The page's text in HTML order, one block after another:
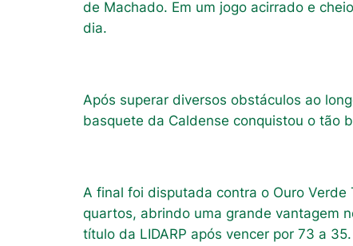
de Machado. Em um jogo acirrado e
dia.
Após superar diversos obstáculos ao
basquete da Caldense conquistou o tão
A final foi disputada contra o Ouro
quartos, abrindo uma grande vantagem
título da LIDARP após vencer por 73 a 35.